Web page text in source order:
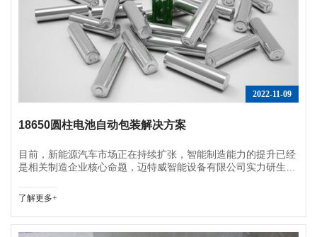
2022-11-09
18650圆柱电池自动包装解决方案
目前，新能源汽车市场正在持续扩张，智能制造能力的提升已经
是相关制造企业核心命题，迈特威智能设备有限公司实力研生产
池整线自动自动化包装解决方案，提升折盒、封盒、开箱、套
袋、封箱设备智能化、数字化、柔性通用化，帮助企业提高生产
效率，降低生产成本，助力汽车电池折盒、封盒、开箱、套袋、
封箱高效发展。
了解更多+